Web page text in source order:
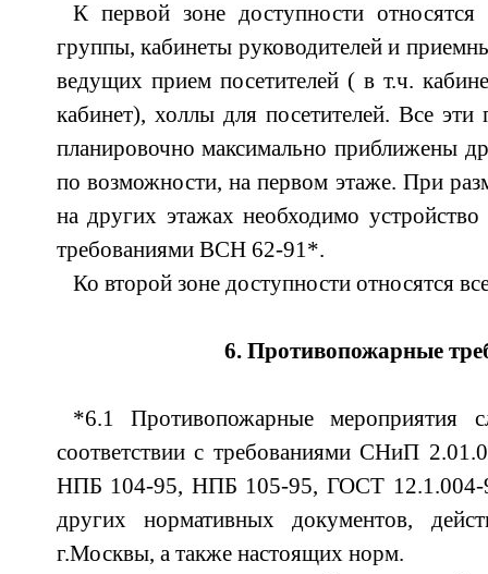
К первой зоне доступности
группы, кабинеты руководителей и
ведущих прием посетителей ( в т.ч.
кабинет), холлы для посетителей. Все
планировочно максимально приближены
по возможности, на первом этаже. При
на других этажах необходимо
требованиями ВСН 62-91*.
Ко второй зоне доступности относятся
6. Противопожарные
*6.1 Противопожарные мероприятия
соответствии с требованиями СНиП
НПБ 104-95, НПБ 105-95, ГОСТ
других нормативных документов,
г.Москвы, а также настоящих норм.